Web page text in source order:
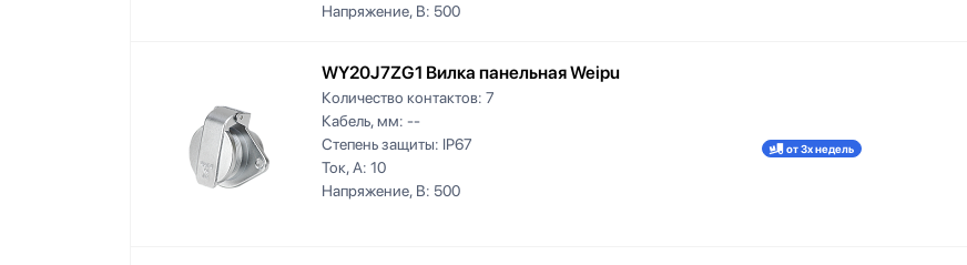
Напряжение, В: 500
WY20J7ZG1 Вилка панельная Weipu
Количество контактов: 7
Кабель, мм: --
Степень защиты: IP67
Ток, А: 10
Напряжение, В: 500
от 3х недель